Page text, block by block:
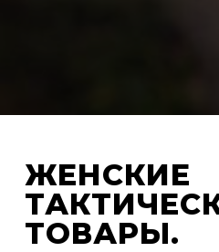
ЖЕНСКИЕ
ТОВАРЫ.